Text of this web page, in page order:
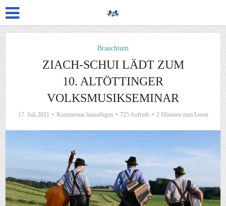
Brauchtum
ZIACH-SCHUI LÄDT ZUM
10. ALTÖTTINGER
VOLKSMUSIKSEMINAR
17. Juli 2021 Kommentar hinzufügen 725 Aufrufe 2 Minuten zum Lesen